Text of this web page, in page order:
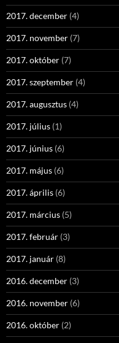
2017. december (4)
2017. november (7)
2017. október (7)
2017. szeptember (4)
2017. augusztus (4)
2017. július (1)
2017. június (6)
2017. május (6)
2017. április (6)
2017. március (5)
2017. február (3)
2017. január (8)
2016. december (3)
2016. november (6)
2016. október (2)